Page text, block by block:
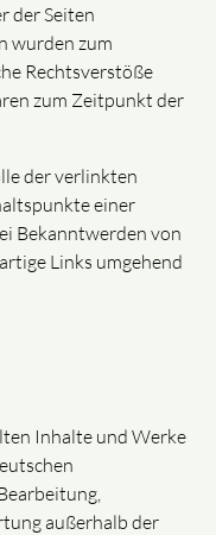
der Seiten
wurden zum
Rechtsverstöße
zum Zeitpunkt der
der verlinkten
einer
Bekanntwerden von
Links umgehend
Inhalte und Werke
außerhalb der